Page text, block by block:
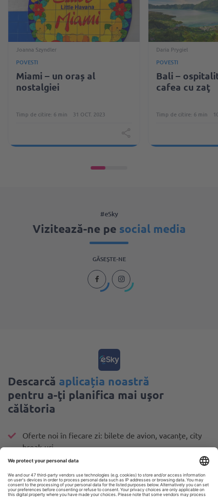
Joanna Szyndler
POVESTI
Miami – un oraș al
nostalgiei
Timp de citire: 6 min 31 OCT. 2023
Daria Prygiel
POVESTI
Bali –
cafea cu zaţ
Timp de citire: 6 min
#eSky
Vizitează-ne pe social media
GĂSEŞTE-NE
Descarcă aplicația noastră
pentru a-ţi planifica mai uşor
călătoria
Oferte noi în fiecare zi: bilete de avion, vacanțe, city
break-uri
Gestionezi totul mai ușor
Planifică-ți călătoriile așa cum îți dorești cu MAIA eSky